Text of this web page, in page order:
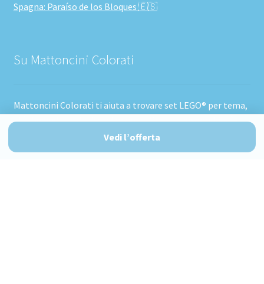
Spagna: Paraíso de los Bloques 🇪🇸
Su Mattoncini Colorati
Mattoncini Colorati ti aiuta a trovare set LEGO® per tema,
età, budget e stile di costruzione. Prezzi e disponibilità
Vedi l’offerta